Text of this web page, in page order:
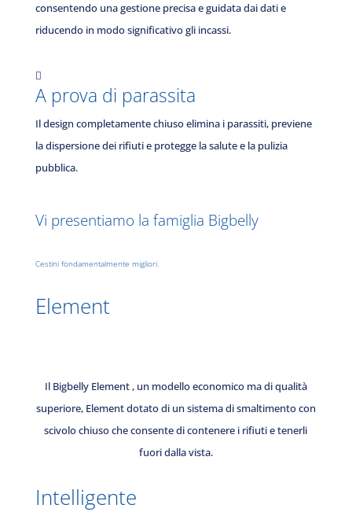
consentendo una gestione precisa e guidata dai dati e
riducendo in modo significativo gli incassi.

A prova di parassita
Il design completamente chiuso elimina i parassiti, previene
la dispersione dei rifiuti e protegge la salute e la pulizia
pubblica.
Vi presentiamo la famiglia Bigbelly
Cestini fondamentalmente migliori.
Element
Il Bigbelly Element , un modello economico ma di qualità
superiore, Element dotato di un sistema di smaltimento con
scivolo chiuso che consente di contenere i rifiuti e tenerli
fuori dalla vista.
Intelligente